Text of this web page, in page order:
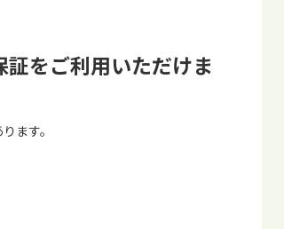
をご利用いただけま
ます。